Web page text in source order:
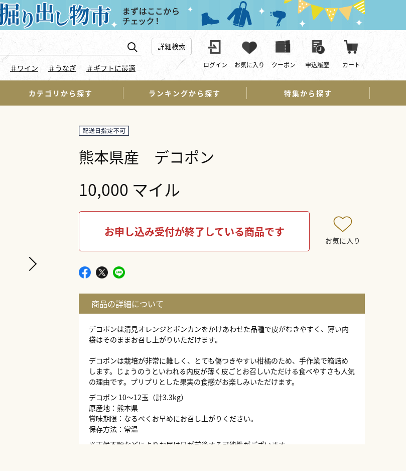
詳細検索
＃ワイン ＃うなぎ ＃ギフトに最適 ログイン お気に入り クーポン 申込履歴 カート
カテゴリから探す ランキングから探す 特集から探す
熊本県産 デコポン
10,000 マイル
お申し込み受付が終了している商品です
お気に入り
デコポンは清見オレンジとポンカンをかけあわせた品種で皮がむきやすく、薄い内
袋はそのままお召し上がりいただけます。
デコポンは栽培が非常に難しく、とても傷つきやすい柑橘のため、手作業で箱詰め
します。じょうのうといわれる内皮が薄く皮ごとお召しいただける食べやすさも人気
の理由です。プリプリとした果実の食感がお楽しみいただけます。
デコポン 10～12玉（計3.3kg）
原産地：熊本県
賞味期限：なるべくお早めにお召し上がりください。
保存方法：常温
※天候不順などによりお届け日が前後する可能性がございます。